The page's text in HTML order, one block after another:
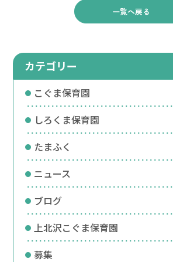
一覧へ戻る
カテゴリー
こぐま保育園
しろくま保育園
たまふく
ニュース
ブログ
上北沢こぐま保育園
募集